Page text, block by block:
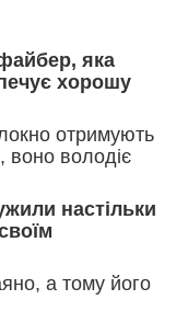
яка
хорошу
отримують
воно володіє
настільки
а тому його